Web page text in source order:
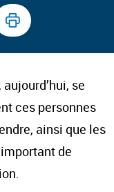
se
ces personnes
ainsi que les
de